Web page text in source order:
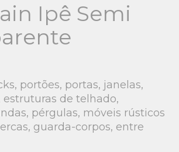
Ipê Semi
portões, portas, janelas,
estruturas de telhado,
pérgulas, móveis rústicos
guarda-corpos, entre